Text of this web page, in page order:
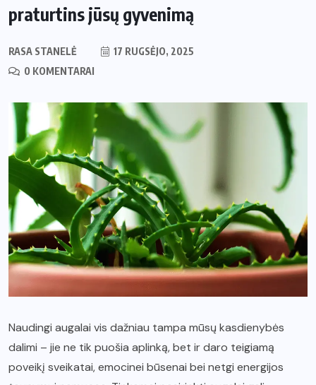
praturtins jūsų gyvenimą
RASA STANELĖ
17 RUGSĖJO, 2025
0 KOMENTARAI
Naudingi augalai vis dažniau tampa mūsų kasdienybės
dalimi – jie ne tik puošia aplinką, bet ir daro teigiamą
poveikį sveikatai, emocinei būsenai bei netgi energijos